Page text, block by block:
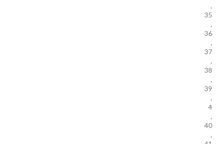
,
35
,
36
,
37
,
38
,
39
,
4
,
40
,